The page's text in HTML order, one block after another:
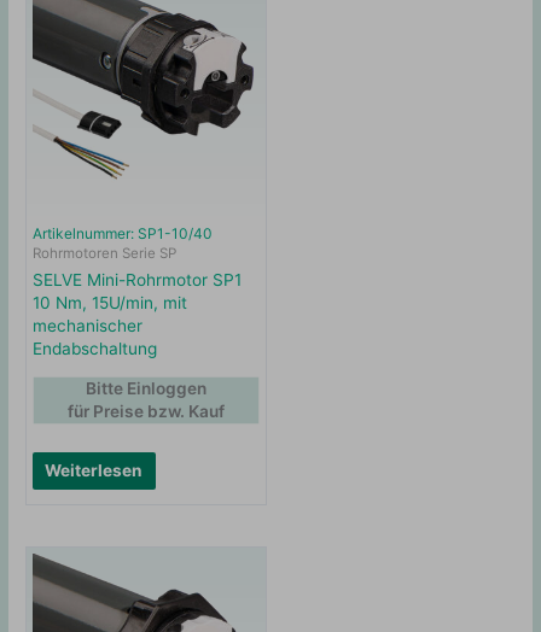
Artikelnummer: SP1-10/40
Rohrmotoren Serie SP
SELVE Mini-Rohrmotor SP1
10 Nm, 15U/min, mit
mechanischer
Endabschaltung
Weiterlesen
Bitte Einloggen
für Preise bzw. Kauf